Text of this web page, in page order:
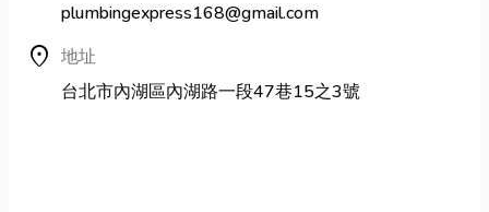
plumbingexpress168@gmail.com
location_on 地址
台北市內湖區內湖路一段47巷15之3號